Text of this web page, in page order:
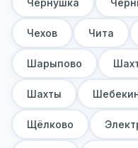
Чернушка
Чехов Чита
Шарыпово
Шахты
Щёлково